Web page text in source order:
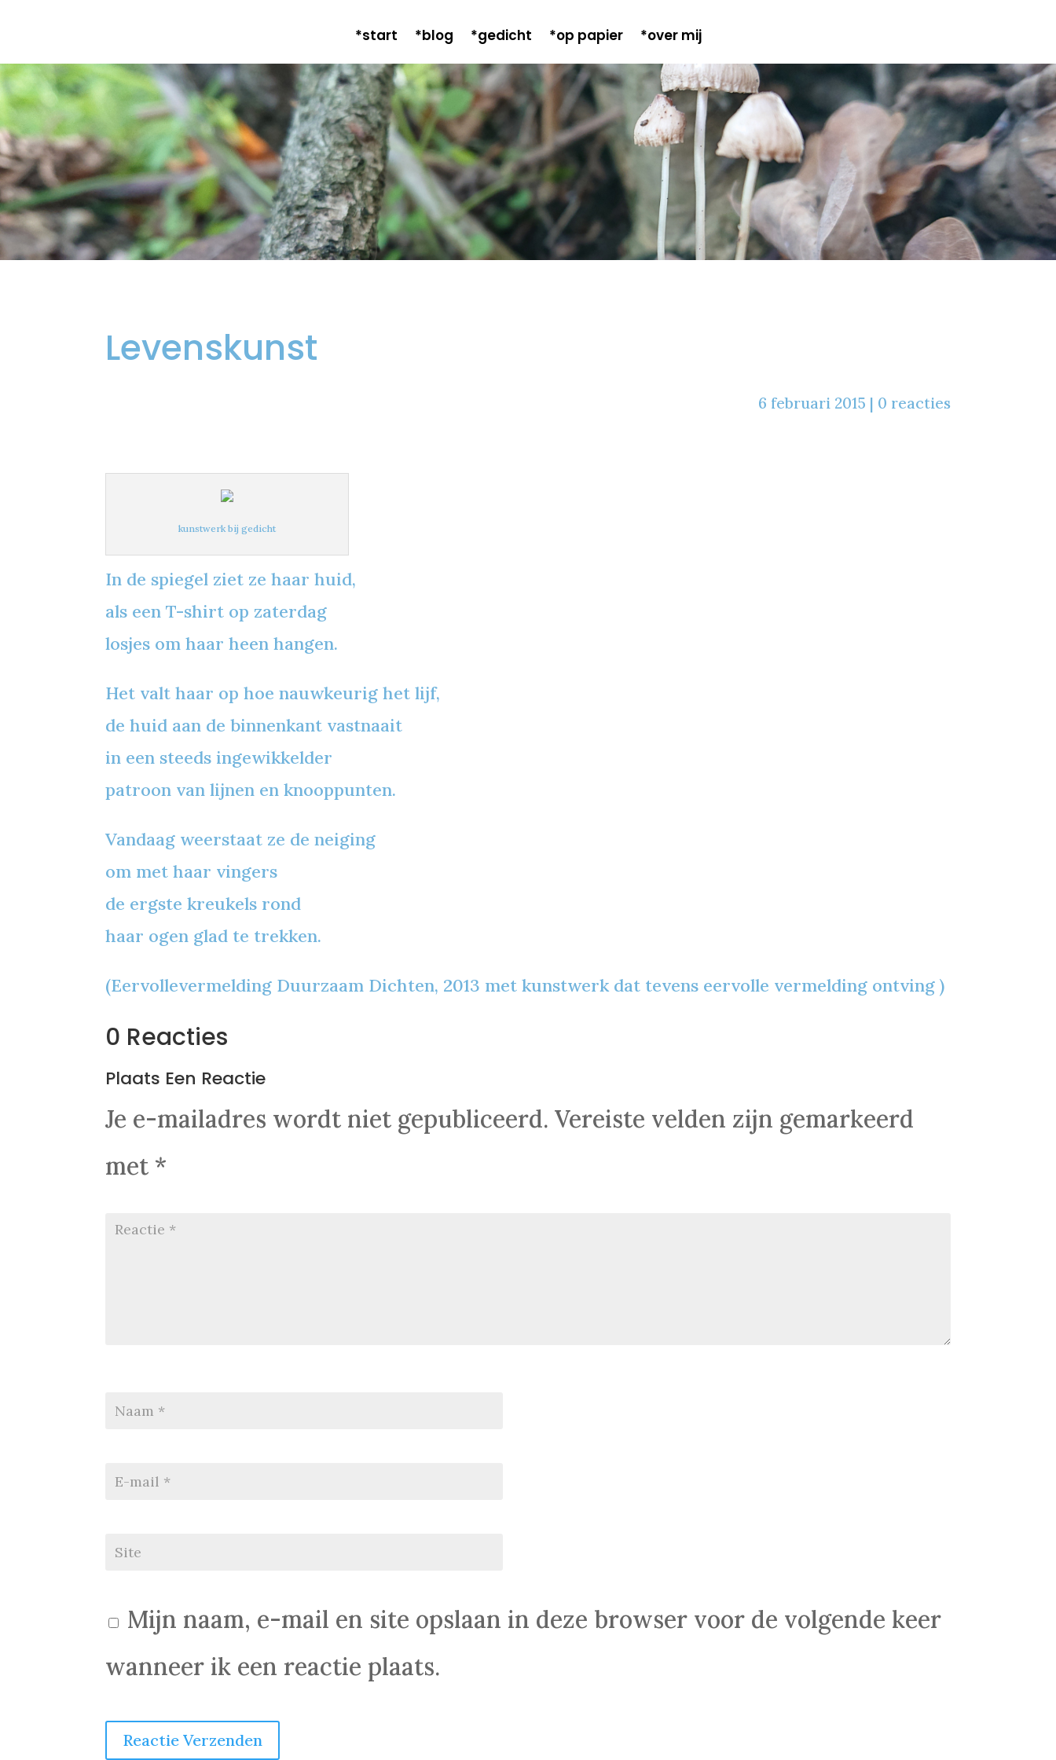
*start *blog *gedicht *op papier *over mij
Levenskunst
6 februari 2015 | 0 reacties
kunstwerk bij gedicht
In de spiegel ziet ze haar huid,
als een T-shirt op zaterdag
losjes om haar heen hangen.
Het valt haar op hoe nauwkeurig het lijf,
de huid aan de binnenkant vastnaait
in een steeds ingewikkelder
patroon van lijnen en knooppunten.
Vandaag weerstaat ze de neiging
om met haar vingers
de ergste kreukels rond
haar ogen glad te trekken.
(Eervollevermelding Duurzaam Dichten, 2013 met kunstwerk dat tevens eervolle vermelding ontving )
0 Reacties
Plaats Een Reactie
Je e-mailadres wordt niet gepubliceerd. Vereiste velden zijn gemarkeerd
met *
Mijn naam, e-mail en site opslaan in deze browser voor de volgende keer
wanneer ik een reactie plaats.
Reactie Verzenden